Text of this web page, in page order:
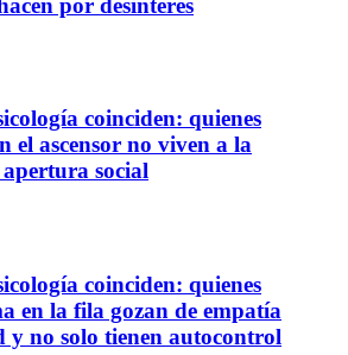
por desinterés
coinciden: quienes
el ascensor no viven a la
social
coinciden: quienes
en la fila gozan de empatía
no solo tienen autocontrol